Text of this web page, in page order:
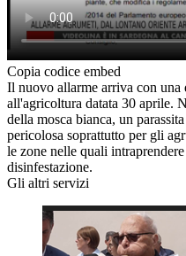
Copia codice embed
Il nuovo allarme arriva con una
all'agricoltura datata 30 aprile.
della mosca bianca, un
pericolosa soprattutto per gli
le zone nelle quali
disinfestazione.
Gli altri servizi